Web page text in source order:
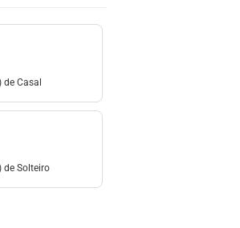
de Casal
de Solteiro